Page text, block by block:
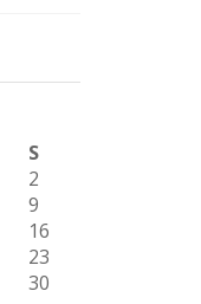
S
2
9
16
23
30